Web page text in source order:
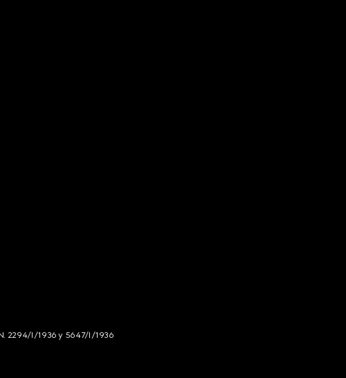
2294/I/1936 y 5647/I/1936